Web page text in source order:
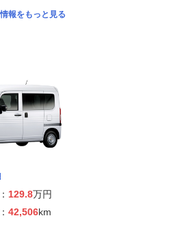
報をもっと見る
129.8万円
42,506km